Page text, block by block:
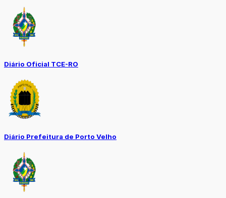
Diário Oficial TCE-RO
Diário Prefeitura de Porto Velho